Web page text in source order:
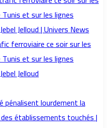
ferroviaire ce soir sur les
Tunis et sur les lignes
Jelloud